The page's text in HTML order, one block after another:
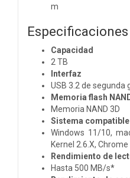
m
Especificaciones
Capacidad
2 TB
Interfaz
USB 3.2 de segunda
Memoria flash
Memoria NAND 3D
Sistema compatible
Windows 11/10,
Kernel 2.6.X, Chrome
Rendimiento de
Hasta 500 MB/s*